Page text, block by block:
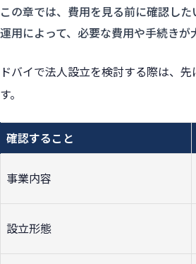
この章では、費用を見る前に確認し
運用によって、必要な費用や手続きが
ドバイで法人設立を検討する際は、
す。
確認すること
事業内容
設立形態